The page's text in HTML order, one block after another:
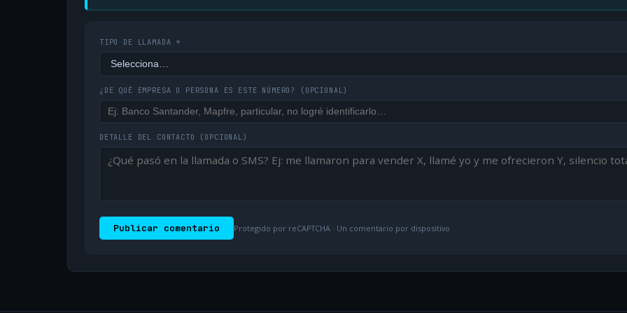
TIPO DE LLAMADA *
¿DE QUÉ EMPRESA O PERSONA ES ESTE NÚMERO? (OPCIONAL)
DETALLE DEL CONTACTO (OPCIONAL)
Publicar comentario Protegido por reCAPTCHA · Un comentario por dispositivo